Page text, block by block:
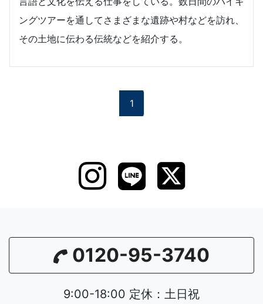
ングツアーを通してさまざまな遺跡や村などを訪れ、
その土地に伝わる伝統などを紹介する。
1
0120-95-3740
9:00-18:00 定休：土日祝